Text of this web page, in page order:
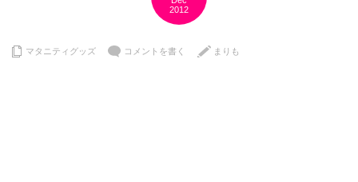
2012
マタニティグッズ コメントを書く まりも